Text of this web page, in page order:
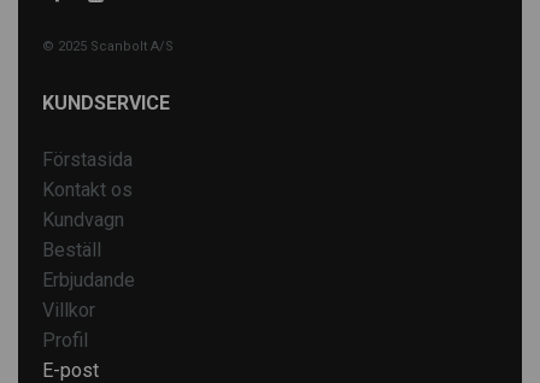
© 2025 Scanbolt A/S
KUNDSERVICE
Förstasida
Kontakt os
Kundvagn
Beställ
Erbjudande
Villkor
Profil
E-post